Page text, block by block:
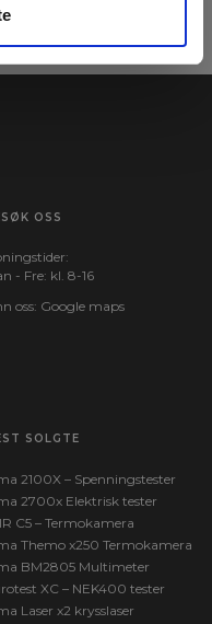
kan når som helst avslutte
OSS
- Fre: kl. 8-16
oss: Google maps
SOLGTE
2100X – Spenningstester
2700x Elektrisk tester
C5 – Termokamera
Themo x250 Termokamera
BM2805 Multimeter
XC – NEK400 tester
Laser x2 krysslaser